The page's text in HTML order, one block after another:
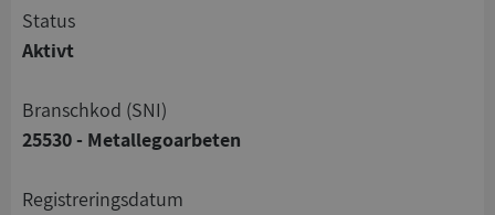
status
Aktivt
branschkod (SNI)
25530 - Metallegoarbeten
registreringsdatum